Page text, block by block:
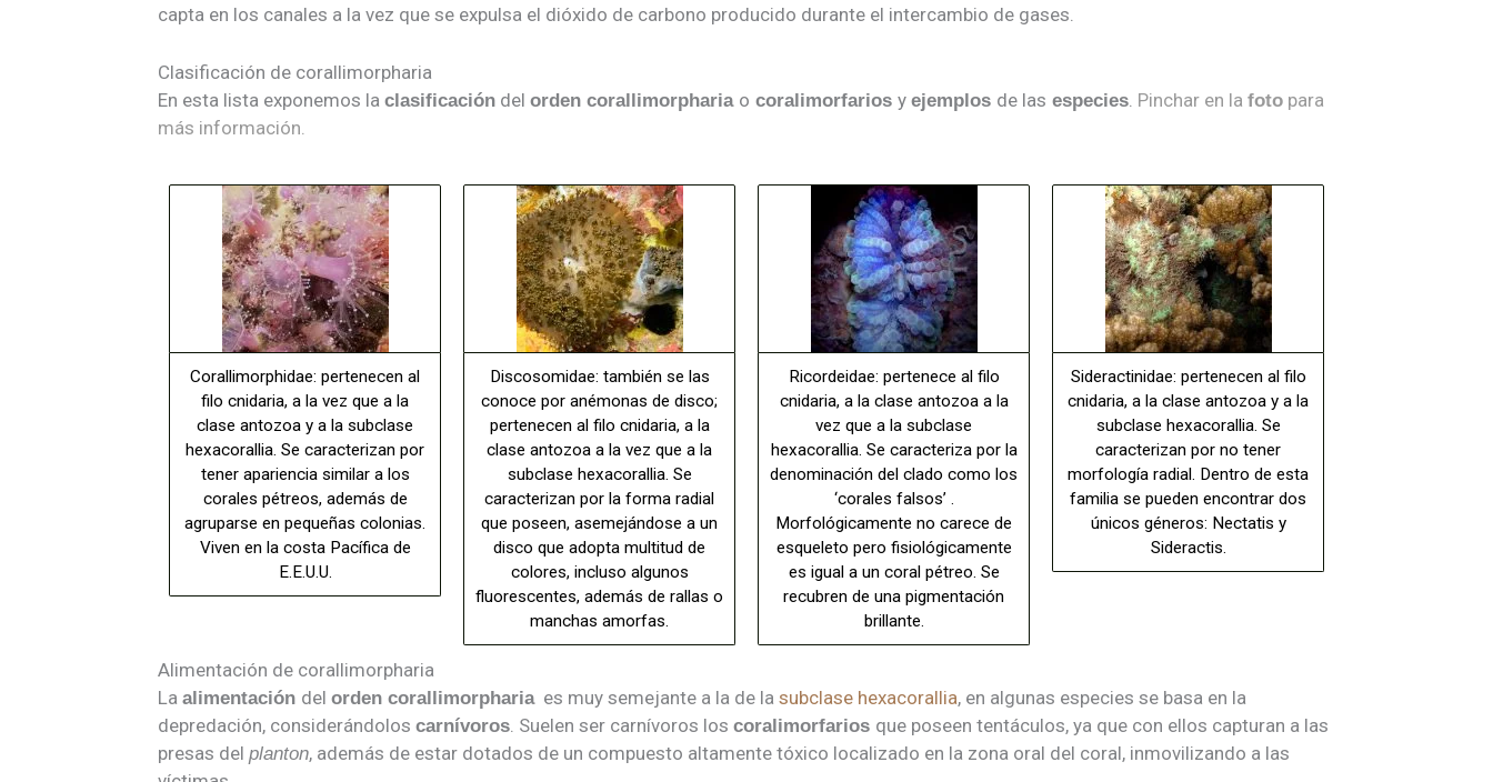
capta en los canales a la vez que se expulsa el dióxido de carbono producido durante el intercambio de gases.
Clasificación de corallimorpharia
En esta lista exponemos la clasificación del orden corallimorpharia o coralimorfarios y ejemplos de las especies. Pinchar en la foto para
más información.
Corallimorphidae: pertenecen al
filo cnidaria, a la vez que a la
clase antozoa y a la subclase
hexacorallia. Se caracterizan por
tener apariencia similar a los
corales pétreos, además de
agruparse en pequeñas colonias.
Viven en la costa Pacífica de
E.E.U.U.
Discosomidae: también se las
conoce por anémonas de disco;
pertenecen al filo cnidaria, a la
clase antozoa a la vez que a la
subclase hexacorallia. Se
caracterizan por la forma radial
que poseen, asemejándose a un
disco que adopta multitud de
colores, incluso algunos
fluorescentes, además de rallas o
manchas amorfas.
Ricordeidae: pertenece al filo
cnidaria, a la clase antozoa a la
vez que a la subclase
hexacorallia. Se caracteriza por la
denominación del clado como los
‘corales falsos’ .
Morfológicamente no carece de
esqueleto pero fisiológicamente
es igual a un coral pétreo. Se
recubren de una pigmentación
brillante.
Sideractinidae: pertenecen al filo
cnidaria, a la clase antozoa y a la
subclase hexacorallia. Se
caracterizan por no tener
morfología radial. Dentro de esta
familia se pueden encontrar dos
únicos géneros: Nectatis y
Sideractis.
Alimentación de corallimorpharia
La alimentación del orden corallimorphariaes muy semejante a la de la subclase hexacorallia, en algunas especies se basa en la
depredación, considerándolos carnívoros . Suelen ser carnívoros los coralimorfarios que poseen tentáculos, ya que con ellos capturan a las
presas del planton, además de estar dotados de un compuesto altamente tóxico localizado en la zona oral del coral, inmovilizando a las